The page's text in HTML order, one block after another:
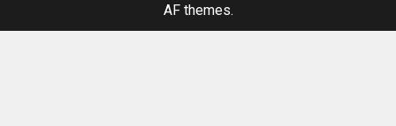
AF themes.